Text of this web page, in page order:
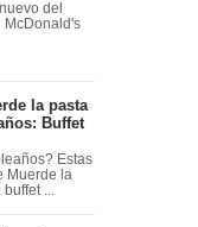
del
la pasta
Buffet
Estas
Muerde la
...